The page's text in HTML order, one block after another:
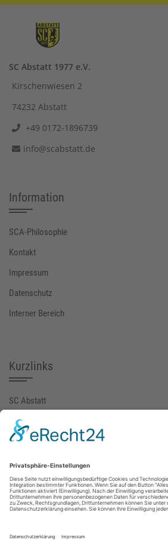
SC Abstatt 1977 e.V.
Kirschenwiesen 2
74232 Abstatt
+49 0172-1896739
info@scabstatt.de
Information
SCA-Philosophie
Kontakt
Impressum
Datenschutz
Interner Bereich
Kurzlinks
SC Abstatt
SGM-ABI (extern)
FuPa
fussball.de
Gemeinde Abstatt
Social Media